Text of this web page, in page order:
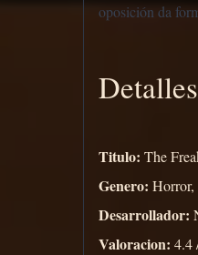
oposición da
Titulo: The
Genero: Horror,
Desarrollador:
Valoracion: 4.4